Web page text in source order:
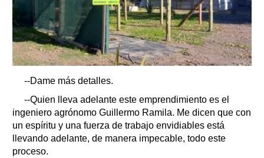
--Dame más detalles.
--Quien lleva adelante este emprendimiento es el
ingeniero agrónomo Guillermo Ramila. Me dicen que con
un espíritu y una fuerza de trabajo envidiables está
llevando adelante, de manera impecable, todo este
proceso.